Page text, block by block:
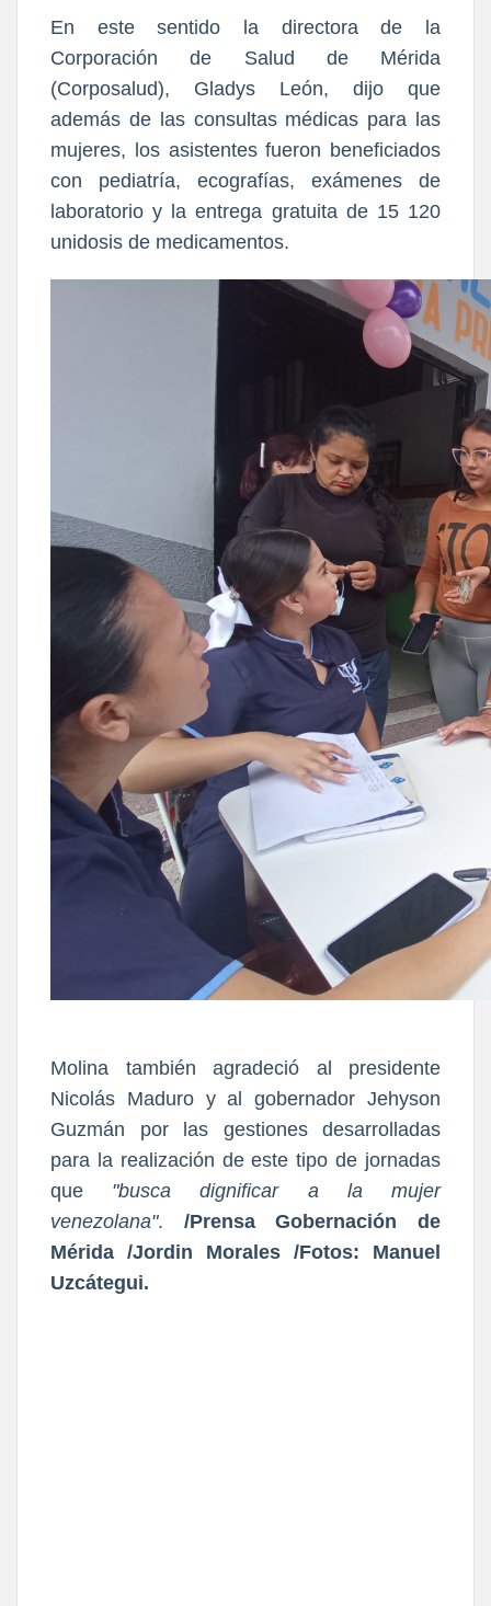
En este sentido la directora de la
Corporación de Salud de Mérida
(Corposalud), Gladys León, dijo que
además de las consultas médicas para las
mujeres, los asistentes fueron beneficiados
con pediatría, ecografías, exámenes de
laboratorio y la entrega gratuita de 15 120
unidosis de medicamentos.
Molina también agradeció al presidente
Nicolás Maduro y al gobernador Jehyson
Guzmán por las gestiones desarrolladas
para la realización de este tipo de jornadas
que "busca dignificar a la mujer
venezolana". /Prensa Gobernación de
Mérida /Jordin Morales /Fotos: Manuel
Uzcátegui.